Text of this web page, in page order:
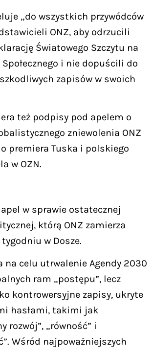
„do wszystkich przywódców
ONZ, aby odrzucili
Światowego Szczytu na
Społecznego i nie dopuścili do
zapisów w swoich
też podpisy pod apelem o
zniewolenia ONZ
premiera Tuska i polskiego
w OZN.
w sprawie ostatecznej
którą ONZ zamierza
w Dosze.
na celu utrwalenie Agendy 2030
ram „postępu”, lecz
kontrowersyjne zapisy, ukryte
hasłami, takimi jak
rozwój”, „równość” i
Wśród najpoważniejszych